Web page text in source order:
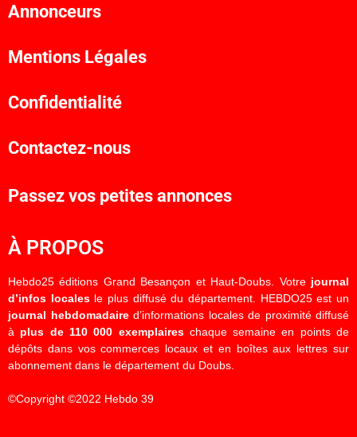
Annonceurs
Mentions Légales
Confidentialité
Contactez-nous
Passez vos petites annonces
À PROPOS
Hebdo25 éditions Grand Besançon et Haut-Doubs. Votre journal
d’infos localesle plus diffusé du département. HEBDO25 est un
journal hebdomadaired’informations locales de proximité diffusé
à plus de 110 000 exemplaireschaque semaine en points de
dépôts dans vos commerces locaux et en boîtes aux lettres sur
abonnement dans le département du Doubs.
©Copyright ©2022 Hebdo 39